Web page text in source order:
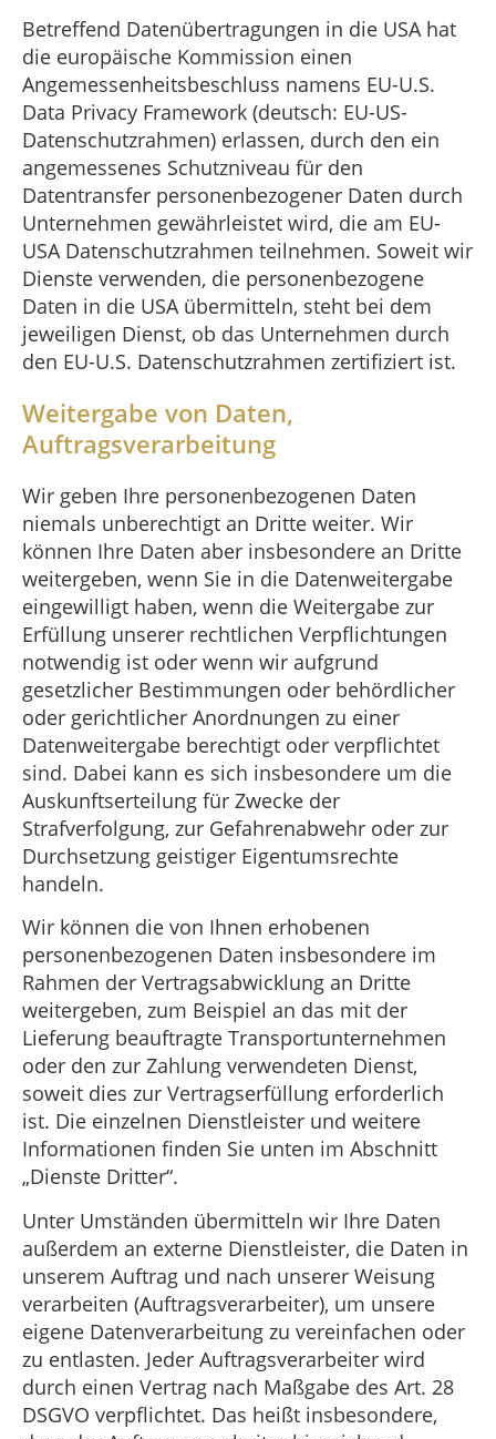
Betreffend Datenübertragungen in die USA hat
die europäische Kommission einen
Angemessenheitsbeschluss namens EU-U.S.
Data Privacy Framework (deutsch: EU-US-
Datenschutzrahmen) erlassen, durch den ein
angemessenes Schutzniveau für den
Datentransfer personenbezogener Daten durch
Unternehmen gewährleistet wird, die am EU-
USA Datenschutzrahmen teilnehmen. Soweit wir
Dienste verwenden, die personenbezogene
Daten in die USA übermitteln, steht bei dem
jeweiligen Dienst, ob das Unternehmen durch
den EU-U.S. Datenschutzrahmen zertifiziert ist.
Weitergabe von Daten,
Auftragsverarbeitung
Wir geben Ihre personenbezogenen Daten
niemals unberechtigt an Dritte weiter. Wir
können Ihre Daten aber insbesondere an Dritte
weitergeben, wenn Sie in die Datenweitergabe
eingewilligt haben, wenn die Weitergabe zur
Erfüllung unserer rechtlichen Verpflichtungen
notwendig ist oder wenn wir aufgrund
gesetzlicher Bestimmungen oder behördlicher
oder gerichtlicher Anordnungen zu einer
Datenweitergabe berechtigt oder verpflichtet
sind. Dabei kann es sich insbesondere um die
Auskunftserteilung für Zwecke der
Strafverfolgung, zur Gefahrenabwehr oder zur
Durchsetzung geistiger Eigentumsrechte
handeln.
Wir können die von Ihnen erhobenen
personenbezogenen Daten insbesondere im
Rahmen der Vertragsabwicklung an Dritte
weitergeben, zum Beispiel an das mit der
Lieferung beauftragte Transportunternehmen
oder den zur Zahlung verwendeten Dienst,
soweit dies zur Vertragserfüllung erforderlich
ist. Die einzelnen Dienstleister und weitere
Informationen finden Sie unten im Abschnitt
„Dienste Dritter“.
Unter Umständen übermitteln wir Ihre Daten
außerdem an externe Dienstleister, die Daten in
unserem Auftrag und nach unserer Weisung
verarbeiten (Auftragsverarbeiter), um unsere
eigene Datenverarbeitung zu vereinfachen oder
zu entlasten. Jeder Auftragsverarbeiter wird
durch einen Vertrag nach Maßgabe des Art. 28
DSGVO verpflichtet. Das heißt insbesondere,